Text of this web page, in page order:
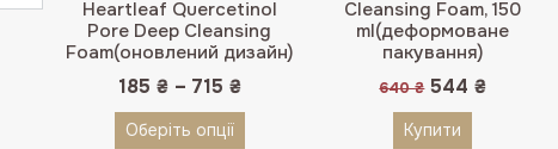
Heartleaf Quercetinol
Pore Deep Cleansing
Foam(оновлений дизайн)
185 ₴– 715 ₴
Оберіть опції
Cleansing Foam, 150
ml(деформоване
пакування)
640₴ Оригінальна
640 ₴.
544₴Поточна
Купити